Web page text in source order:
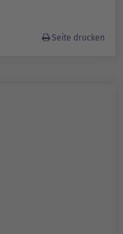
Seite drucken